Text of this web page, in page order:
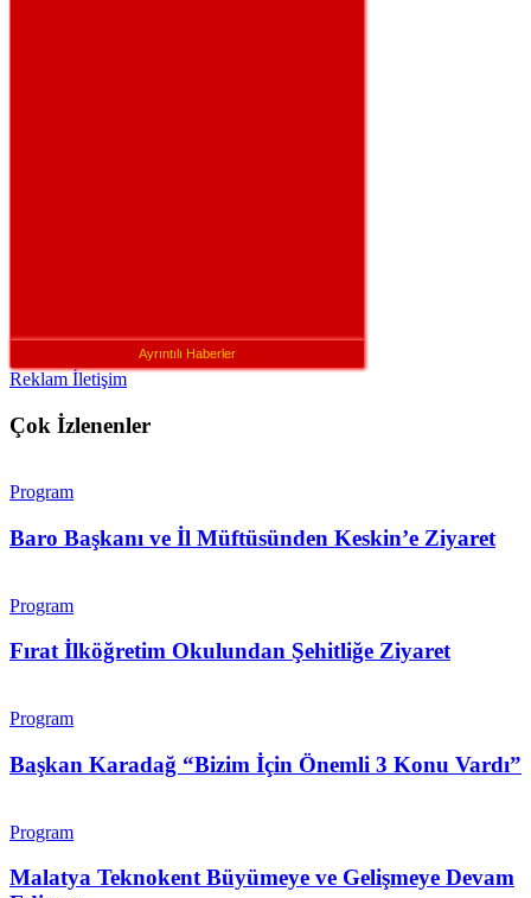
Ayrıntılı Haberler
Reklam İletişim
Çok İzlenenler
Program
Baro Başkanı ve İl Müftüsünden Keskin’e Ziyaret
Program
Fırat İlköğretim Okulundan Şehitliğe Ziyaret
Program
Başkan Karadağ “Bizim İçin Önemli 3 Konu Vardı”
Program
Malatya Teknokent Büyümeye ve Gelişmeye Devam